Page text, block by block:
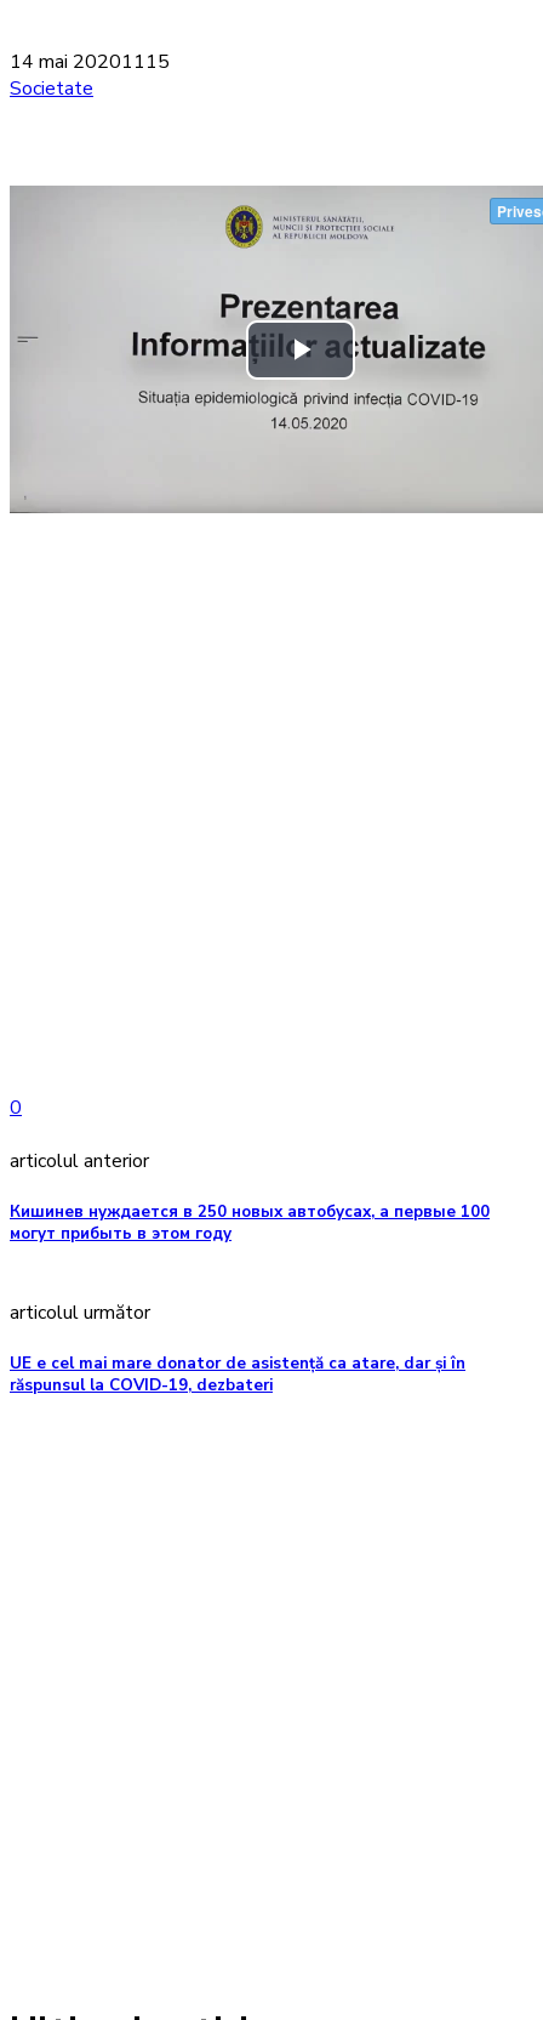
14 mai 20201115
Societate
0
articolul anterior
Кишинев нуждается в 250 новых автобусах, а первые 100
могут прибыть в этом году
articolul următor
UE e cel mai mare donator de asistență ca atare, dar și în
răspunsul la COVID-19, dezbateri